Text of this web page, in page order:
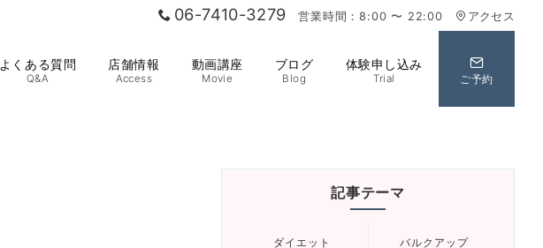
06-7410-3279 営業時間：8:00 〜 22:00 アクセス
よくある質問
Q&A
店舗情報
Access
動画講座
Movie
ブログ
Blog
体験申し込み
Trial ご予約
記事テーマ
ダイエット バルクアップ